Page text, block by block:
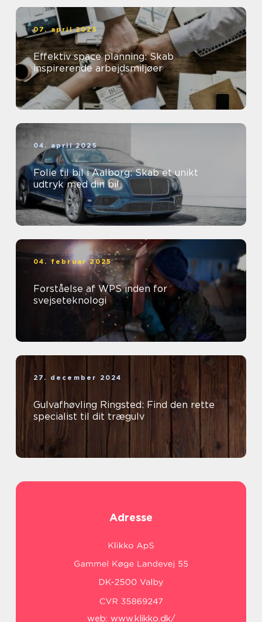
07. april 2025
Effektiv space planning: Skab
inspirerende arbejdsmiljøer
04. april 2025
Folie til bil i Aalborg: Skab et unikt
udtryk med din bil
04. februar 2025
Forståelse af WPS inden for
svejseteknologi
27. december 2024
Gulvafhøvling Ringsted: Find den rette
specialist til dit trægulv
Adresse
web: www.klikko.dk/